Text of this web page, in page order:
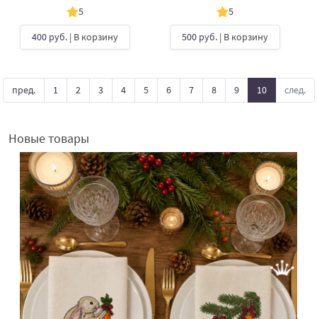
5
400 руб. | В корзину
5
500 руб. | В корзину
пред. 1 2 3 4 5 6 7 8 9 10 след.
Новые товары